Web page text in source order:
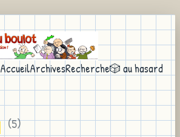
AccueilArchivesRecherche🎲 au hasard
(5)